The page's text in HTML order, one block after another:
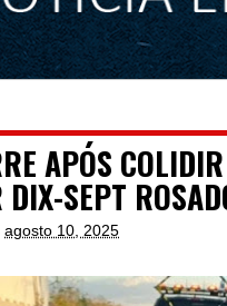
APÓS
DIX-SEPT
agosto 10, 2025